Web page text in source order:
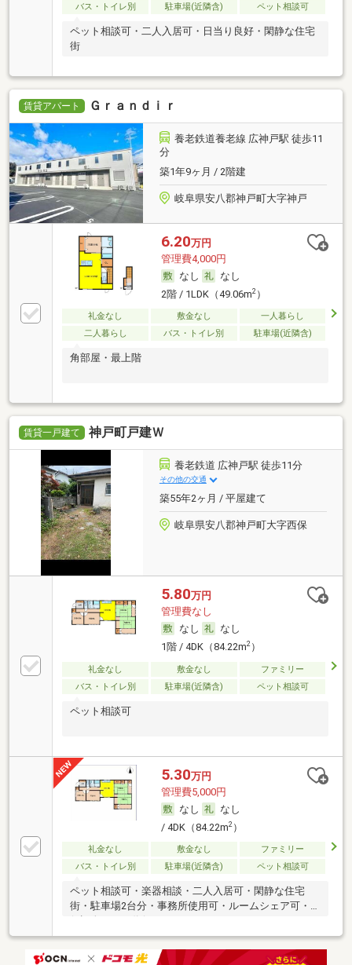
バス・トイレ別
駐車場(近隣含) ペット相談可
ペット相談可・二人入居可・日当り良好・閑静な住宅
街
賃貸アパート Ｇｒａｎｄｉｒ
養老鉄道養老線 広神戸駅 徒歩11
分
築1年9ヶ月 / 2階建
岐阜県安八郡神戸町大字神戸
6.20万円
管理費4,000円
なし
なし
2階 / 1LDK（49.06m2）
礼金なし 敷金なし
一人暮らし
二人暮らし
バス・トイレ別 駐車場(近隣含)
角部屋・最上階
賃貸一戸建て 神戸町戸建Ｗ
養老鉄道 広神戸駅 徒歩11分
その他の交通
築55年2ヶ月 / 平屋建て
岐阜県安八郡神戸町大字西保
5.80万円
管理費なし
なし
なし
1階 / 4DK（84.22m2）
礼金なし 敷金なし
ファミリー
バス・トイレ別
駐車場(近隣含) ペット相談可
ペット相談可
5.30万円
管理費5,000円
なし
なし
/ 4DK（84.22m2）
礼金なし 敷金なし
ファミリー
バス・トイレ別
駐車場(近隣含) ペット相談可
ペット相談可・楽器相談・二人入居可・閑静な住宅
街・駐車場2台分・事務所使用可・ルームシェア可・